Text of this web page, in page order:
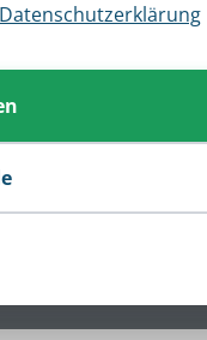
Datenschutzerklärung